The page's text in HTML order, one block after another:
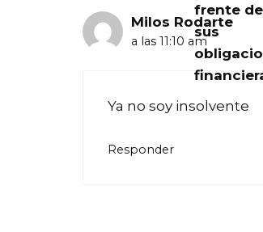
frente de
sus
Milos Rodarte
a las 11:10 am
Ya no soy insolvente
Responder